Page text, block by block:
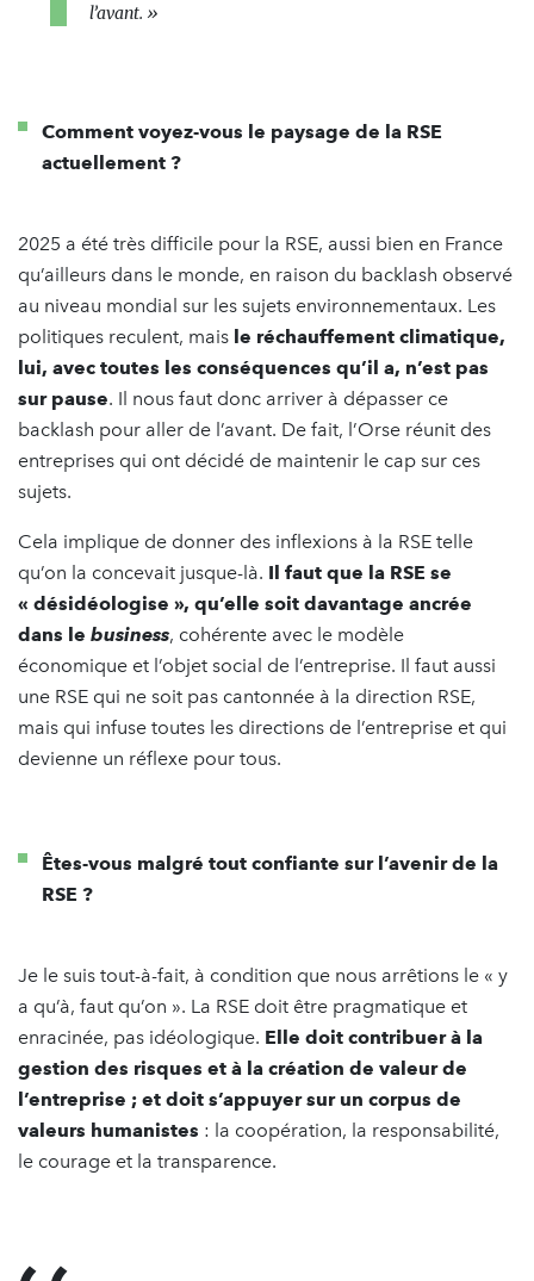
l’avant. »
Comment voyez-vous le paysage de la RSE
actuellement ?
2025 a été très difficile pour la RSE, aussi bien en France
qu’ailleurs dans le monde, en raison du backlash observé
au niveau mondial sur les sujets environnementaux. Les
politiques reculent, mais le réchauffement climatique,
lui, avec toutes les conséquences qu’il a, n’est pas
sur pause. Il nous faut donc arriver à dépasser ce
backlash pour aller de l’avant. De fait, l’Orse réunit des
entreprises qui ont décidé de maintenir le cap sur ces
sujets.
Cela implique de donner des inflexions à la RSE telle
qu’on la concevait jusque-là. Il faut que la RSE se
« désidéologise », qu’elle soit davantage ancrée
dans le business, cohérente avec le modèle
économique et l’objet social de l’entreprise. Il faut aussi
une RSE qui ne soit pas cantonnée à la direction RSE,
mais qui infuse toutes les directions de l’entreprise et qui
devienne un réflexe pour tous.
Êtes-vous malgré tout confiante sur l’avenir de la
RSE ?
Je le suis tout-à-fait, à condition que nous arrêtions le « y
a qu’à, faut qu’on ». La RSE doit être pragmatique et
enracinée, pas idéologique. Elle doit contribuer à la
gestion des risques et à la création de valeur de
l’entreprise ; et doit s’appuyer sur un corpus de
valeurs humanistes : la coopération, la responsabilité,
le courage et la transparence.